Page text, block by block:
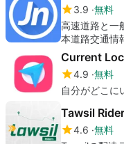
3.9 無料
高速道路と一
本道路交通情
く確認できる
Current
4.9 無料
自分がどこに
Tawsil
4.6 無料